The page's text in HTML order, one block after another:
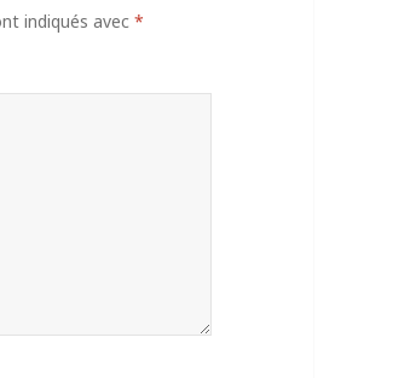
indiqués avec*